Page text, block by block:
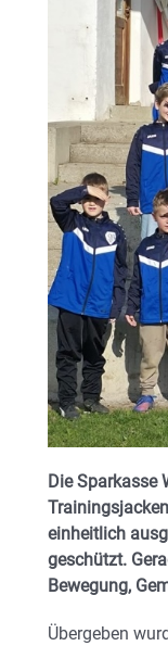
Die Sparkasse
einheitlich
geschützt.
Bewegung,
Übergeben